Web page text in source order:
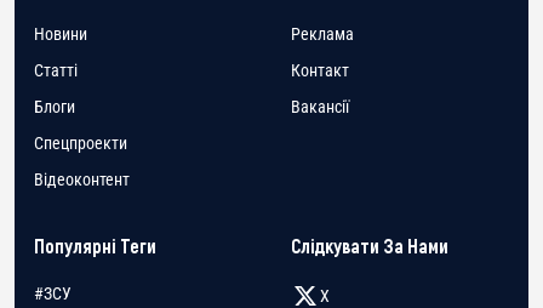
Новини
Статті
Блоги
Спецпроекти
Відеоконтент
Реклама
Контакт
Вакансії
Популярні Теги
#ЗСУ
Слідкувати За Нами
X